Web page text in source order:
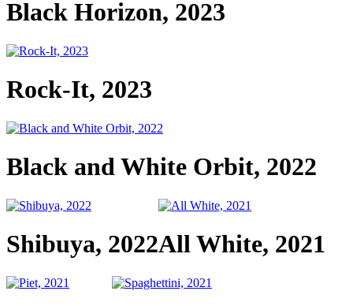
Black Horizon, 2023
Rock-It, 2023
Black and White Orbit, 2022
Shibuya, 2022All White, 2021